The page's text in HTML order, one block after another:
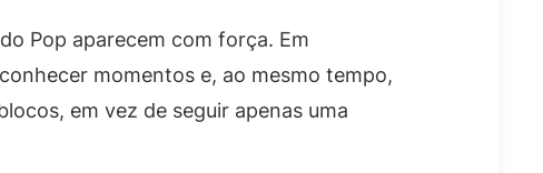
Pop aparecem com força. Em
momentos e, ao mesmo tempo,
em vez de seguir apenas uma